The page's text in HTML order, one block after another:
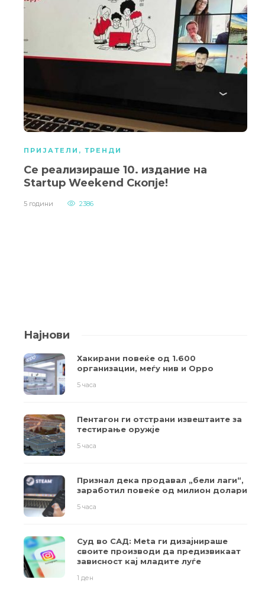
ПРИЈАТЕЛИ , ТРЕНДИ
Се реализираше 10. издание на
Startup Weekend Скопје!
5 години 2386
Најнови
Хакирани повеќе од 1.600
организации, меѓу нив и Oppo
5 часа
Пентагон ги отстрани извештаите за
тестирање оружје
5 часа
Признал дека продавал „бели лаги“,
заработил повеќе од милион долари
5 часа
Суд во САД: Meta ги дизајнираше
своите производи да предизвикаат
зависност кај младите луѓе
1 ден